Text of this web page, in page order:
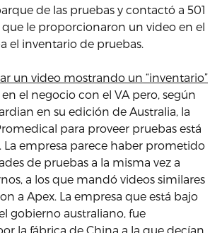
de las pruebas y contactó a 501
que le proporcionaron un video en el
el inventario de pruebas.
un video mostrando un “inventario”
en el negocio con el VA pero, según
en su edición de Australia, la
para proveer pruebas está
La empresa parece haber prometido
de pruebas a la misma vez a
a los que mandó videos similares
a Apex. La empresa que está bajo
gobierno australiano, fue
la fábrica de China a la que decían